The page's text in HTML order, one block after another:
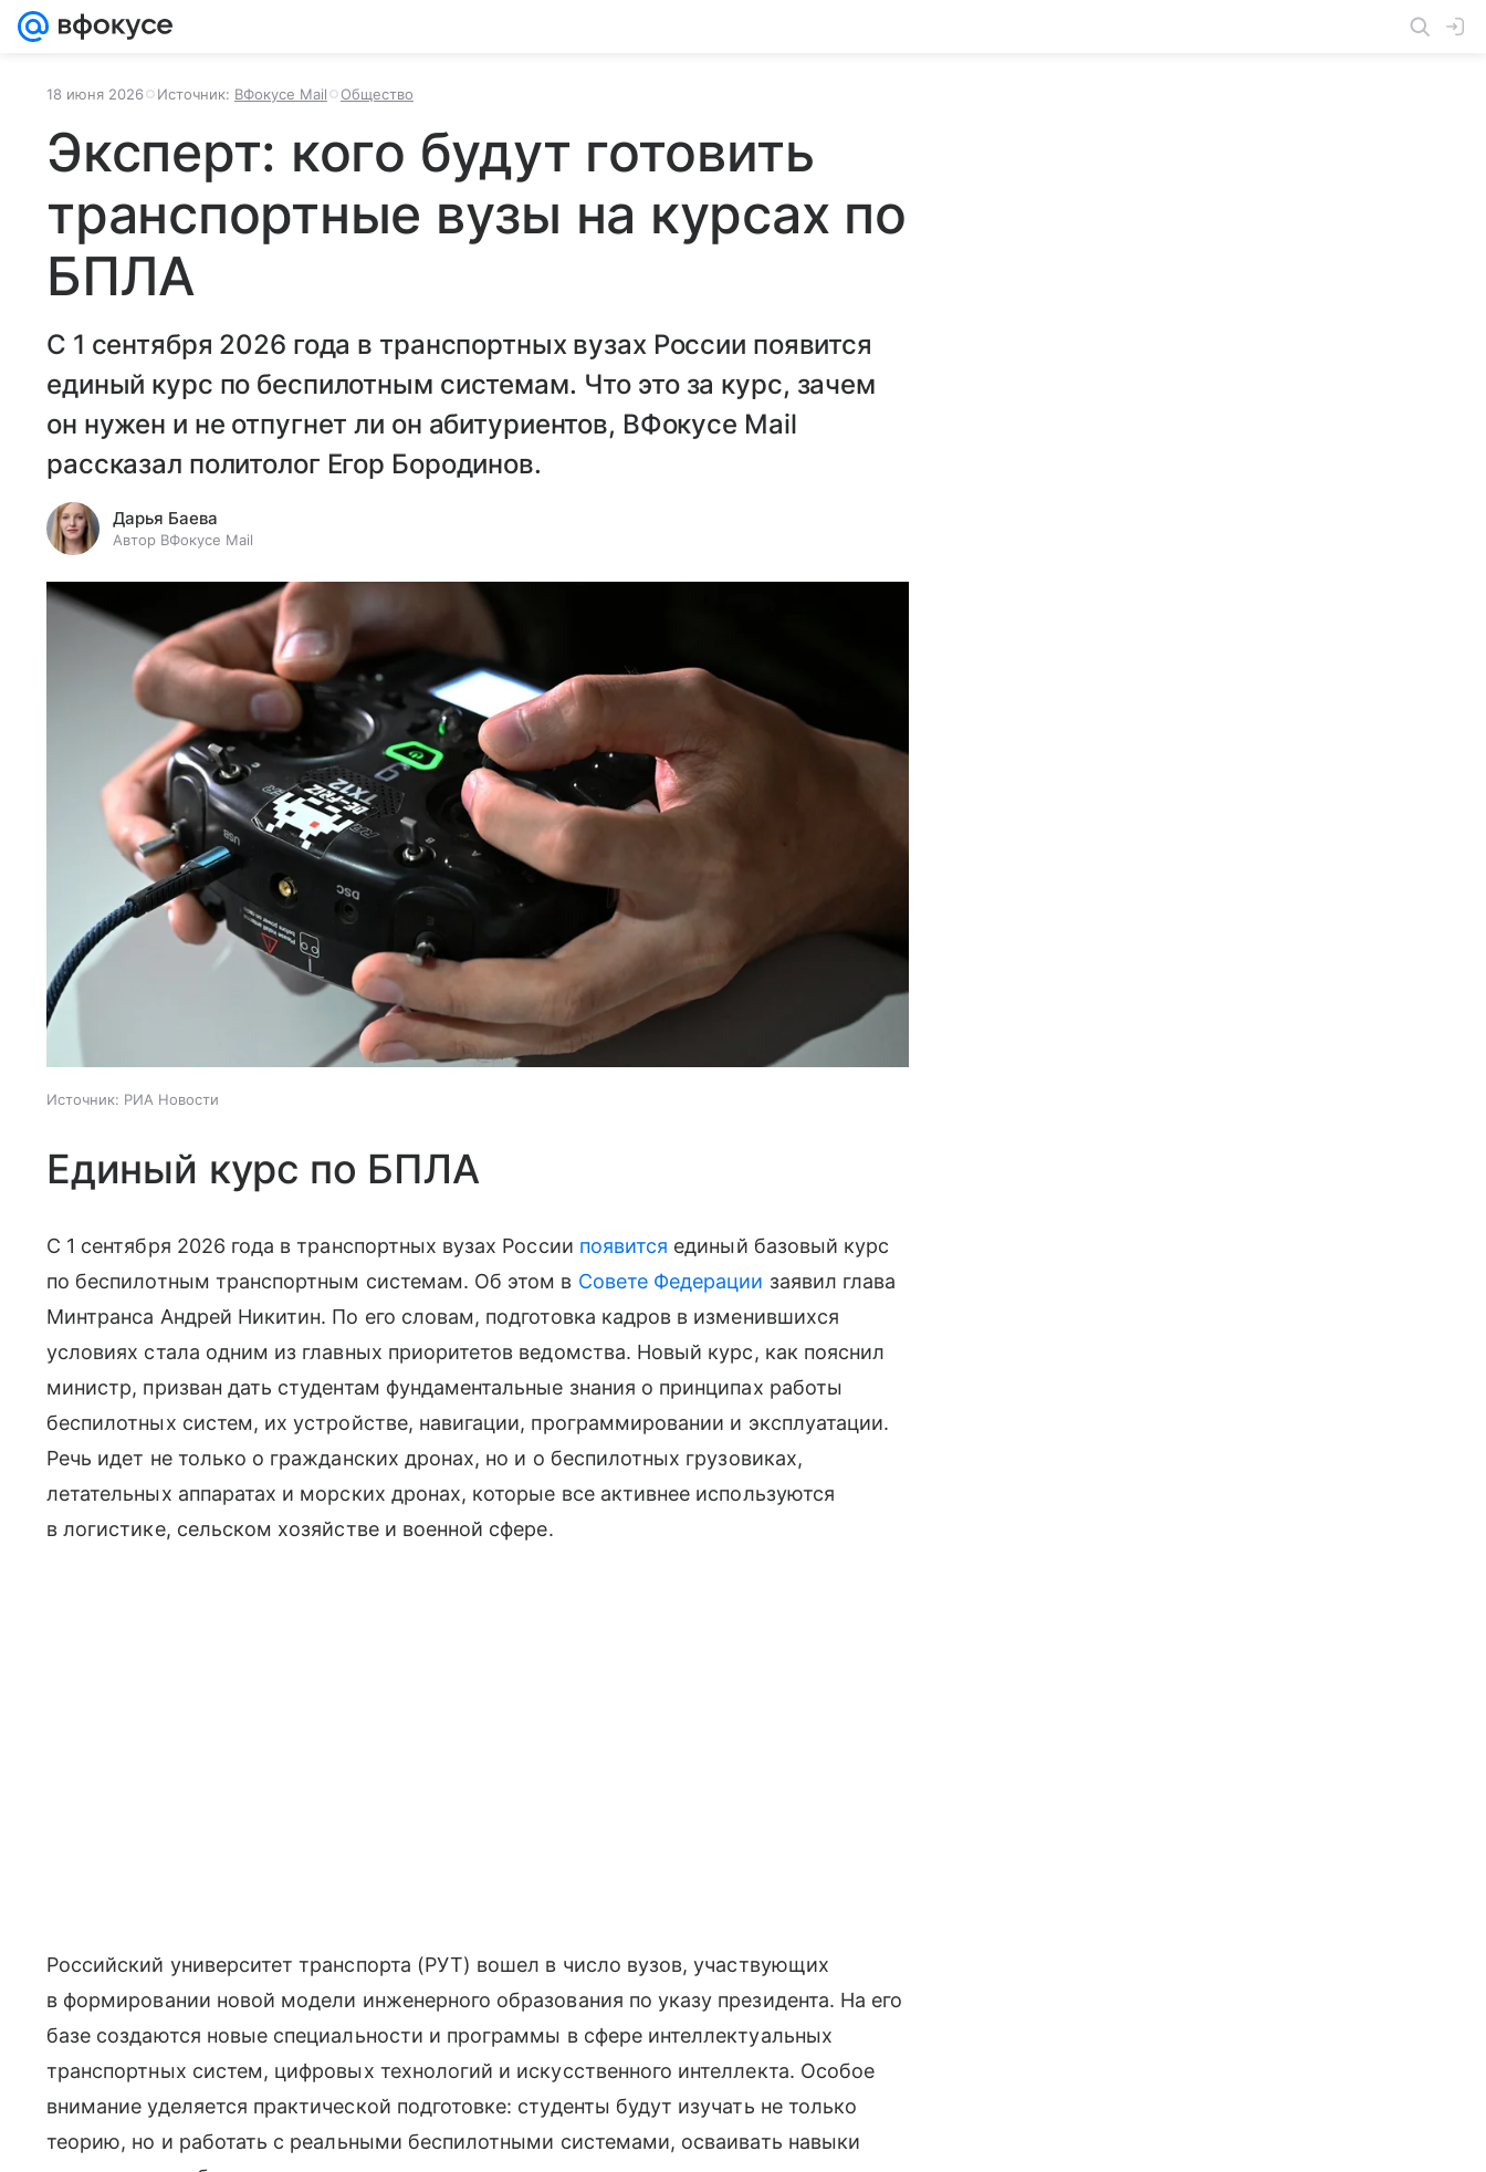
18 июня 2026 Источник: ВФокусе Mail Общество
Эксперт: кого будут готовить
транспортные вузы на курсах по
БПЛА
С 1 сентября 2026 года в транспортных вузах России появится
единый курс по беспилотным системам. Что это за курс, зачем
он нужен и не отпугнет ли он абитуриентов, ВФокусе Mail
рассказал политолог Егор Бородинов.
Дарья Баева
Автор ВФокусе Mail
Источник: РИА Новости
Единый курс по БПЛА
С 1 сентября 2026 года в транспортных вузах России появится единый базовый курс
по беспилотным транспортным системам. Об этом в Совете Федерации заявил глава
Минтранса Андрей Никитин. По его словам, подготовка кадров в изменившихся
условиях стала одним из главных приоритетов ведомства. Новый курс, как пояснил
министр, призван дать студентам фундаментальные знания о принципах работы
беспилотных систем, их устройстве, навигации, программировании и эксплуатации.
Речь идет не только о гражданских дронах, но и о беспилотных грузовиках,
летательных аппаратах и морских дронах, которые все активнее используются
в логистике, сельском хозяйстве и военной сфере.
Российский университет транспорта (РУТ) вошел в число вузов, участвующих
в формировании новой модели инженерного образования по указу президента. На его
базе создаются новые специальности и программы в сфере интеллектуальных
транспортных систем, цифровых технологий и искусственного интеллекта. Особое
внимание уделяется практической подготовке: студенты будут изучать не только
теорию, но и работать с реальными беспилотными системами, осваивать навыки